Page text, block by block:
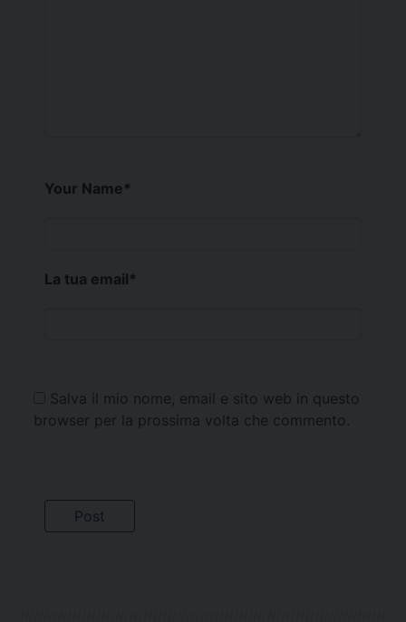
Your Name*
La tua email*
Salva il mio nome, email e sito web in questo
browser per la prossima volta che commento.